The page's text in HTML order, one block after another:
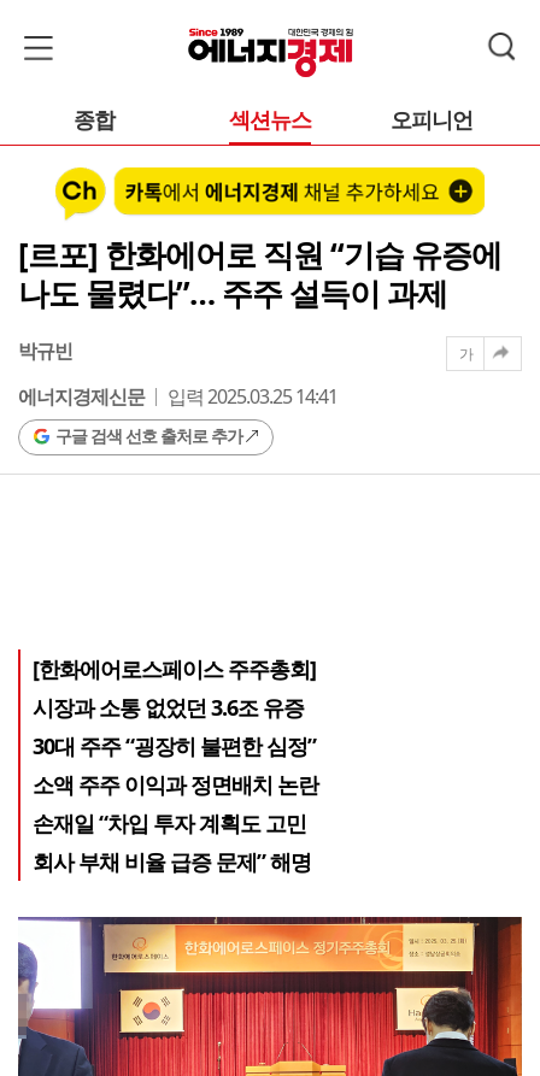
종합 섹션뉴스 오피니언
[르포] 한화에어로 직원 “기습 유증에
나도 물렸다”… 주주 설득이 과제
박규빈
에너지경제신문
입력 2025.03.25 14:41
구글 검색 선호 출처로 추가
가
[한화에어로스페이스 주주총회]
시장과 소통 없었던 3.6조 유증
30대 주주 “굉장히 불편한 심정”
소액 주주 이익과 정면배치 논란
손재일 “차입 투자 계획도 고민
회사 부채 비율 급증 문제” 해명